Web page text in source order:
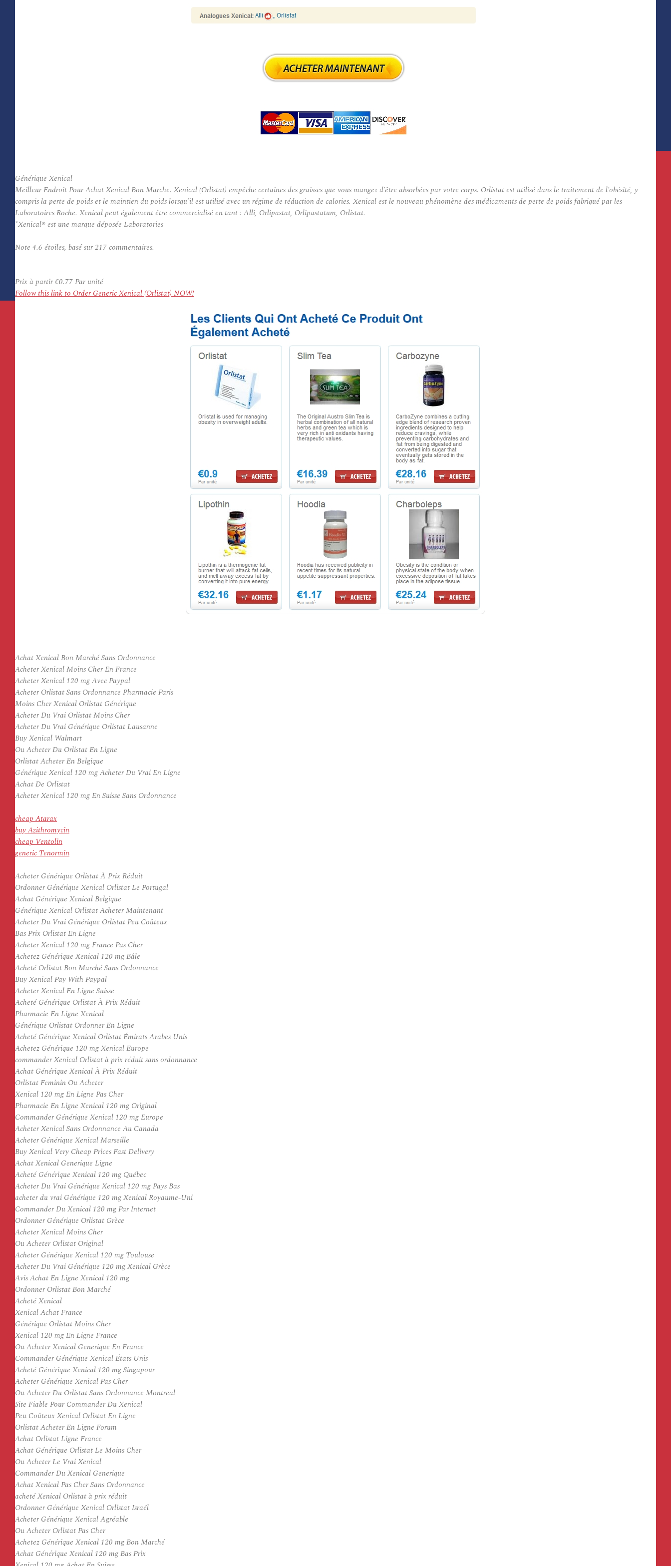
Générique Xenical
Meilleur Endroit Pour Achat Xenical Bon Marche. Xenical (Orlistat) empêche certaines des graisses que vous mangez d’être absorbées par votre corps. Orlistat est utilisé dans le traitement de l’obésité, y
compris la perte de poids et le maintien du poids lorsqu’il est utilisé avec un régime de réduction de calories. Xenical est le nouveau phénomène des médicaments de perte de poids fabriqué par les
Laboratoires Roche. Xenical peut également être commercialisé en tant : Alli, Orlipastat, Orlipastatum, Orlistat.
*Xenical® est une marque déposée Laboratories
Note 4.6 étoiles, basé sur217commentaires.
Prix à partir€0.77Par unité
Follow this link to Order Generic Xenical (Orlistat) NOW!
Achat Xenical Bon Marché Sans Ordonnance
Acheter Xenical Moins Cher En France
Acheter Xenical 120 mg Avec Paypal
Acheter Orlistat Sans Ordonnance Pharmacie Paris
Moins Cher Xenical Orlistat Générique
Acheter Du Vrai Orlistat Moins Cher
Acheter Du Vrai Générique Orlistat Lausanne
Buy Xenical Walmart
Ou Acheter Du Orlistat En Ligne
Orlistat Acheter En Belgique
Générique Xenical 120 mg Acheter Du Vrai En Ligne
Achat De Orlistat
Acheter Xenical 120 mg En Suisse Sans Ordonnance
cheap Atarax
buy Azithromycin
cheap Ventolin
generic Tenormin
Acheter Générique Orlistat À Prix Réduit
Ordonner Générique Xenical Orlistat Le Portugal
Achat Générique Xenical Belgique
Générique Xenical Orlistat Acheter Maintenant
Acheter Du Vrai Générique Orlistat Peu Coûteux
Bas Prix Orlistat En Ligne
Acheter Xenical 120 mg France Pas Cher
Achetez Générique Xenical 120 mg Bâle
Acheté Orlistat Bon Marché Sans Ordonnance
Buy Xenical Pay With Paypal
Acheter Xenical En Ligne Suisse
Acheté Générique Orlistat À Prix Réduit
Pharmacie En Ligne Xenical
Générique Orlistat Ordonner En Ligne
Acheté Générique Xenical Orlistat Émirats Arabes Unis
Achetez Générique 120 mg Xenical Europe
commander Xenical Orlistat à prix réduit sans ordonnance
Achat Générique Xenical À Prix Réduit
Orlistat Feminin Ou Acheter
Xenical 120 mg En Ligne Pas Cher
Pharmacie En Ligne Xenical 120 mg Original
Commander Générique Xenical 120 mg Europe
Acheter Xenical Sans Ordonnance Au Canada
Acheter Générique Xenical Marseille
Buy Xenical Very Cheap Prices Fast Delivery
Achat Xenical Generique Ligne
Acheté Générique Xenical 120 mg Québec
Acheter Du Vrai Générique Xenical 120 mg Pays Bas
acheter du vrai Générique 120 mg Xenical Royaume-Uni
Commander Du Xenical 120 mg Par Internet
Ordonner Générique Orlistat Grèce
Acheter Xenical Moins Cher
Ou Acheter Orlistat Original
Acheter Générique Xenical 120 mg Toulouse
Acheter Du Vrai Générique 120 mg Xenical Grèce
Avis Achat En Ligne Xenical 120 mg
Ordonner Orlistat Bon Marché
Acheté Xenical
Xenical Achat France
Générique Orlistat Moins Cher
Xenical 120 mg En Ligne France
Ou Acheter Xenical Generique En France
Commander Générique Xenical États Unis
Acheté Générique Xenical 120 mg Singapour
Acheter Générique Xenical Pas Cher
Ou Acheter Du Orlistat Sans Ordonnance Montreal
Site Fiable Pour Commander Du Xenical
Peu Coûteux Xenical Orlistat En Ligne
Orlistat Acheter En Ligne Forum
Achat Orlistat Ligne France
Achat Générique Orlistat Le Moins Cher
Ou Acheter Le Vrai Xenical
Commander Du Xenical Generique
Achat Xenical Pas Cher Sans Ordonnance
acheté Xenical Orlistat à prix réduit
Ordonner Générique Xenical Orlistat Israël
Acheter Générique Xenical Agréable
Ou Acheter Orlistat Pas Cher
Achetez Générique Xenical 120 mg Bon Marché
Achat Générique Xenical 120 mg Bas Prix